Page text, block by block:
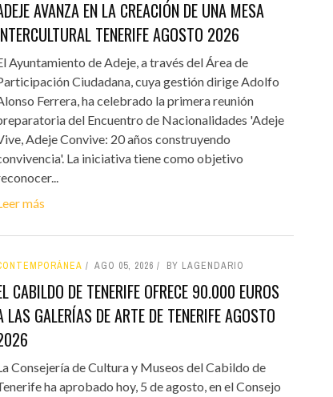
AVANZA EN LA CREACIÓN DE UNA MESA
TENERIFE AGOSTO 2026
Ayuntamiento de Adeje, a través del Área de
Ciudadana, cuya gestión dirige Adolfo
Ferrera, ha celebrado la primera reunión
del Encuentro de Nacionalidades 'Adeje
Adeje Convive: 20 años construyendo
La iniciativa tiene como objetivo
más
AGO 05, 2026 BY LAGENDARIO
CABILDO DE TENERIFE OFRECE 90.000 EUROS
LAS GALERÍAS DE ARTE DE TENERIFE AGOSTO
Consejería de Cultura y Museos del Cabildo de
ha aprobado hoy, 5 de agosto, en el Consejo